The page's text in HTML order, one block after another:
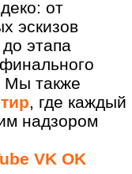
от
эскизов
этапа
Мы также
, где каждый
надзором
VK OK